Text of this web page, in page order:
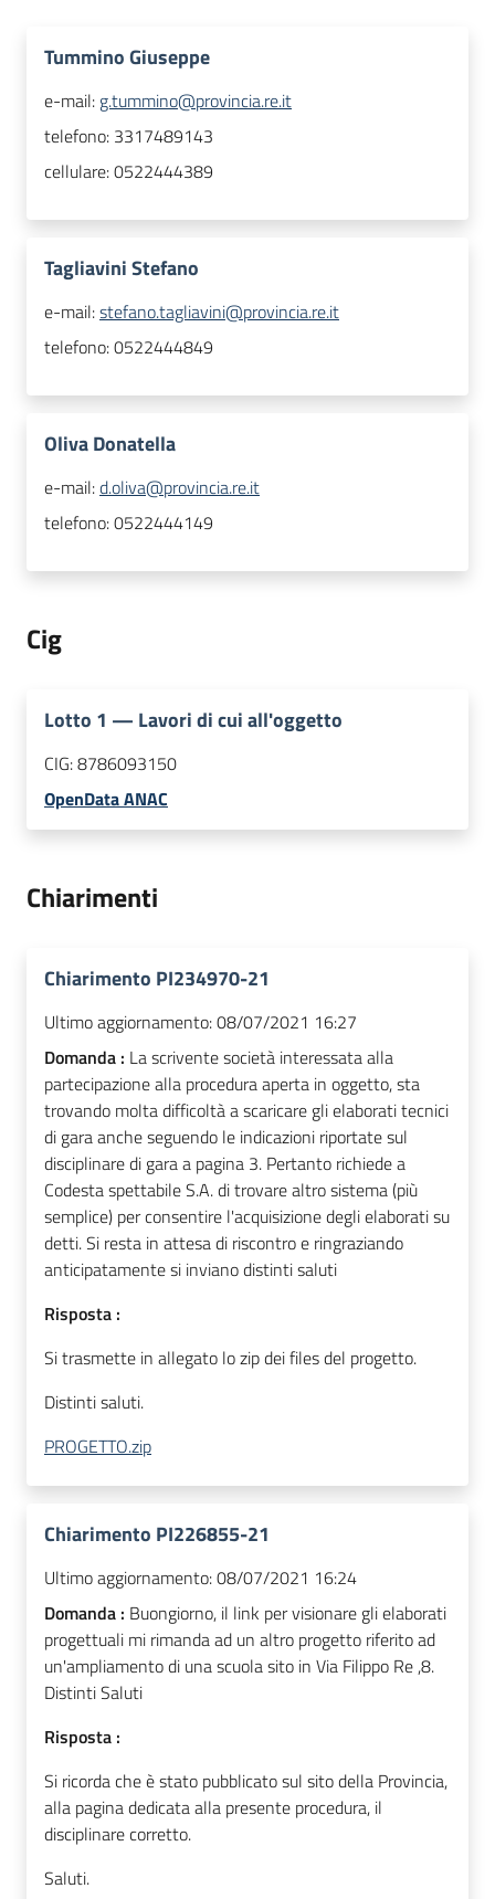
Tummino Giuseppe
e-mail: g.tummino@provincia.re.it
telefono: 3317489143
cellulare:0522444389
Tagliavini Stefano
e-mail:stefano.tagliavini@provincia.re.it
telefono:0522444849
Oliva Donatella
e-mail:d.oliva@provincia.re.it
telefono:0522444149
Cig
Lotto 1 — Lavori di cui all'oggetto
CIG:8786093150
OpenData ANAC
Chiarimenti
Chiarimento PI234970-21
Ultimo aggiornamento:08/07/2021 16:27
Domanda : La scrivente società interessata alla
partecipazione alla procedura aperta in oggetto, sta
trovando molta difficoltà a scaricare gli elaborati tecnici
di gara anche seguendo le indicazioni riportate sul
disciplinare di gara a pagina 3. Pertanto richiede a
Codesta spettabile S.A. di trovare altro sistema (più
semplice) per consentire l'acquisizione degli elaborati su
detti. Si resta in attesa di riscontro e ringraziando
anticipatamente si inviano distinti saluti
Risposta :
Si trasmette in allegato lo zip dei files del progetto.
Distinti saluti.
PROGETTO.zip
Chiarimento PI226855-21
Ultimo aggiornamento:08/07/2021 16:24
Domanda : Buongiorno, il link per visionare gli elaborati
progettuali mi rimanda ad un altro progetto riferito ad
un'ampliamento di una scuola sito in Via Filippo Re ,8.
Distinti Saluti
Risposta :
Si ricorda che è stato pubblicato sul sito della Provincia,
alla pagina dedicata alla presente procedura, il
disciplinare corretto.
Saluti.